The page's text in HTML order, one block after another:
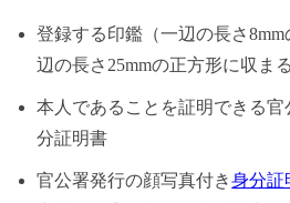
登録する印鑑（一辺の長さ
辺の長さ25mmの正方形に収ま
本人であることを証明できる
分証明書
官公署発行の顔写真付き身分証